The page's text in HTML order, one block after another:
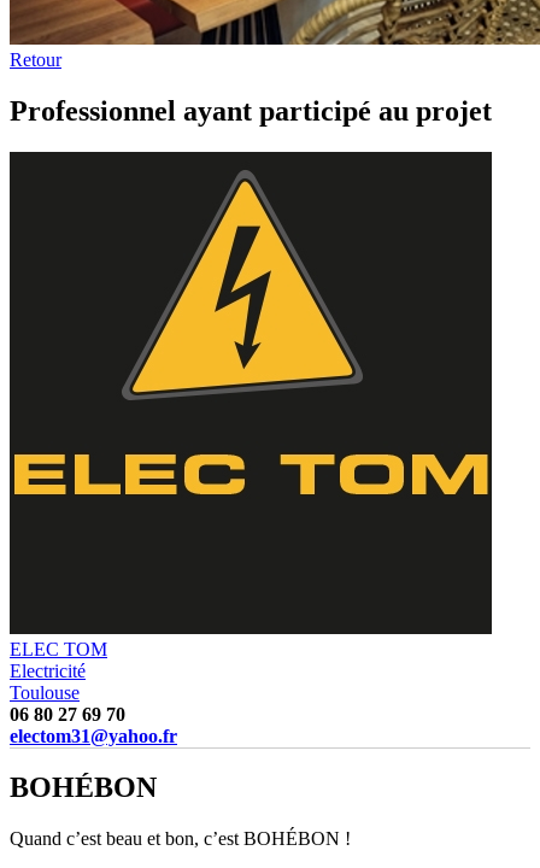
Retour
Professionnel ayant participé au projet
ELEC TOM
Electricité
Toulouse
06 80 27 69 70
electom31@yahoo.fr
BOHÉBON
Quand c’est beau et bon, c’est BOHÉBON !